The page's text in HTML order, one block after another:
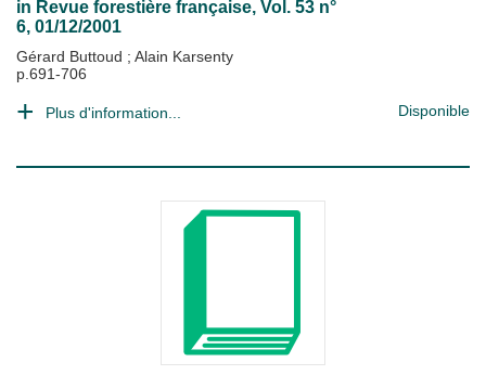
in Revue forestière française, Vol. 53 n°
6, 01/12/2001
Gérard Buttoud ; Alain Karsenty
p.691-706
Plus d'information... Disponible